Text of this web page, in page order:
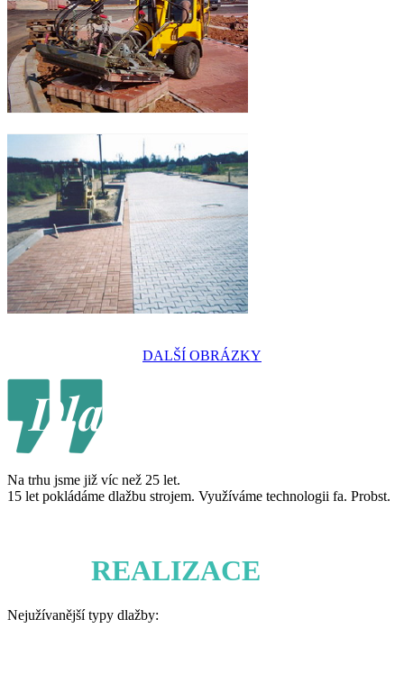
DALŠÍ OBRÁZKY
Na trhu jsme již víc než 25 let.
15 let pokládáme dlažbu strojem. Využíváme technologii fa. Probst.
REALIZACE
Nejužívanější typy dlažby: